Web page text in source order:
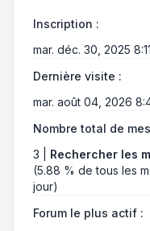
Inscription :
mar. déc. 30, 2025
Dernière visite :
mar. août 04, 2026
Nombre total de
3 | Rechercher les
(5.88 % de tous les
jour)
Forum le plus actif :